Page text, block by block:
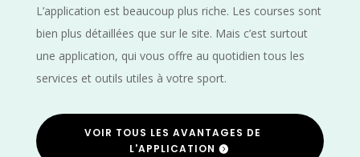
L’application est beaucoup plus riche. Les courses sont
bien plus détaillées que sur le site. Mais c’est surtout
une application, qui vous offre au quotidien tous les
services et outils utiles à votre sport.
VOIR TOUS LES AVANTAGES DE
L'APPLICATION